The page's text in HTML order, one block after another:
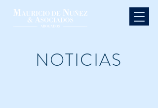
NOTICIAS